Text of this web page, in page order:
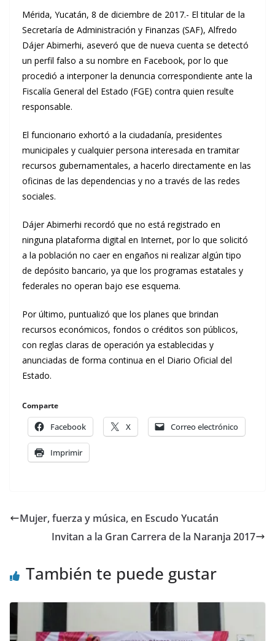
Mérida, Yucatán, 8 de diciembre de 2017.- El titular de la
Secretaría de Administración y Finanzas (SAF), Alfredo
Dájer Abimerhi, aseveró que de nueva cuenta se detectó
un perfil falso a su nombre en Facebook, por lo que
procedió a interponer la denuncia correspondiente ante la
Fiscalía General del Estado (FGE) contra quien resulte
responsable.
El funcionario exhortó a la ciudadanía, presidentes
municipales y cualquier persona interesada en tramitar
recursos gubernamentales, a hacerlo directamente en las
oficinas de las dependencias y no a través de las redes
sociales.
Dájer Abimerhi recordó que no está registrado en
ninguna plataforma digital en Internet, por lo que solicitó
a la población no caer en engaños ni realizar algún tipo
de depósito bancario, ya que los programas estatales y
federales no operan bajo ese esquema.
Por último, puntualizó que los planes que brindan
recursos económicos, fondos o créditos son públicos,
con reglas claras de operación ya establecidas y
anunciadas de forma continua en el Diario Oficial del
Estado.
Comparte
Facebook X Correo electrónico
Imprimir
Mujer, fuerza y música, en Escudo Yucatán
Invitan a la Gran Carrera de la Naranja 2017
También te puede gustar